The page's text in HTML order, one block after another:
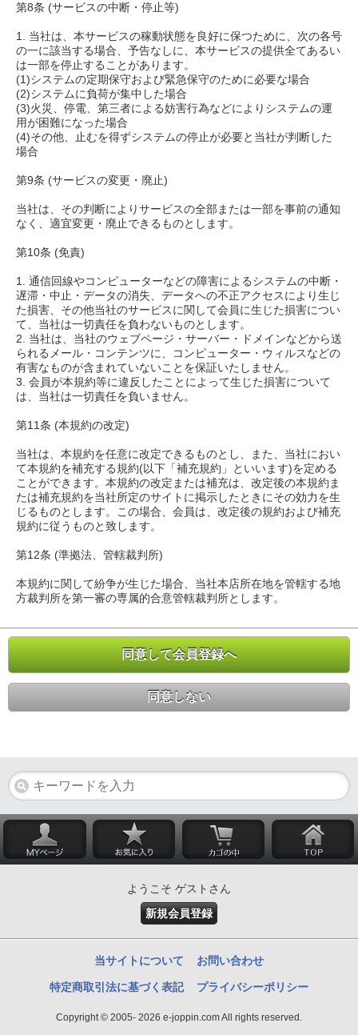
第8条 (サービスの中断・停止等)
1. 当社は、本サービスの稼動状態を良好に保つために、次の各号
の一に該当する場合、予告なしに、本サービスの提供全てあるい
は一部を停止することがあります。
(1)システムの定期保守および緊急保守のために必要な場合
(2)システムに負荷が集中した場合
(3)火災、停電、第三者による妨害行為などによりシステムの運
用が困難になった場合
(4)その他、止むを得ずシステムの停止が必要と当社が判断した
場合
第9条 (サービスの変更・廃止)
当社は、その判断によりサービスの全部または一部を事前の通知
なく、適宜変更・廃止できるものとします。
第10条 (免責)
1. 通信回線やコンピューターなどの障害によるシステムの中断・
遅滞・中止・データの消失、データへの不正アクセスにより生じ
た損害、その他当社のサービスに関して会員に生じた損害につい
て、当社は一切責任を負わないものとします。
2. 当社は、当社のウェブページ・サーバー・ドメインなどから送
られるメール・コンテンツに、コンピューター・ウィルスなどの
有害なものが含まれていないことを保証いたしません。
3. 会員が本規約等に違反したことによって生じた損害について
は、当社は一切責任を負いません。
第11条 (本規約の改定)
当社は、本規約を任意に改定できるものとし、また、当社におい
て本規約を補充する規約(以下「補充規約」といいます)を定める
ことができます。本規約の改定または補充は、改定後の本規約ま
たは補充規約を当社所定のサイトに掲示したときにその効力を生
じるものとします。この場合、会員は、改定後の規約および補充
規約に従うものと致します。
第12条 (準拠法、管轄裁判所)
本規約に関して紛争が生じた場合、当社本店所在地を管轄する地
方裁判所を第一審の専属的合意管轄裁判所とします。
同意して会員登録へ
同意しない
ようこそ ゲストさん
新規会員登録
当サイトについて お問い合わせ
特定商取引法に基づく表記 プライバシーポリシー
Copyright © 2005- 2026 e-joppin.com All rights reserved.